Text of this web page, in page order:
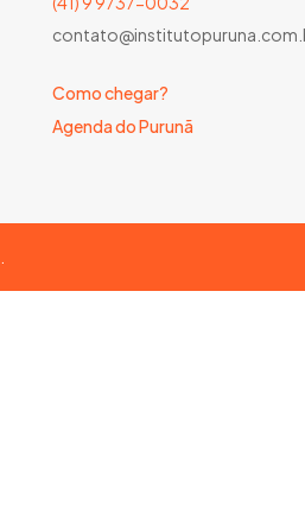
Como chegar?
Agenda do Purunã